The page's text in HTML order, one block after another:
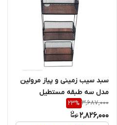
سبد سیب زمینی و پیاز مرولین
مدل سه طبقه مستطیل
3,687,000
23%
2,826,000